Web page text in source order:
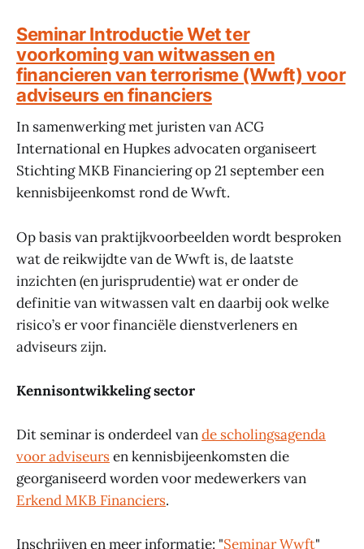
Seminar Introductie Wet ter
voorkoming van witwassen en
financieren van terrorisme (Wwft) voor
adviseurs en financiers
In samenwerking met juristen van ACG
International en Hupkes advocaten organiseert
Stichting MKB Financiering op 21 september een
kennisbijeenkomst rond de Wwft.
Op basis van praktijkvoorbeelden wordt besproken
wat de reikwijdte van de Wwft is, de laatste
inzichten (en jurisprudentie) wat er onder de
definitie van witwassen valt en daarbij ook welke
risico’s er voor financiële dienstverleners en
adviseurs zijn.
Kennisontwikkeling sector
Dit seminar is onderdeel vande scholingsagenda
voor adviseursen kennisbijeenkomsten die
georganiseerd worden voor medewerkers van
Erkend MKB Financiers.
Inschrijven en meer informatie: "Seminar Wwft"